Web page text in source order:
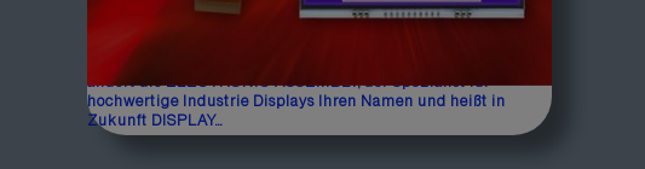
DISPLAY VISIONS
ändert die ELECTRONIC ASSEMBLY, der Spezialist für
hochwertige Industrie Displays Ihren Namen und heißt in
Zukunft DISPLAY...